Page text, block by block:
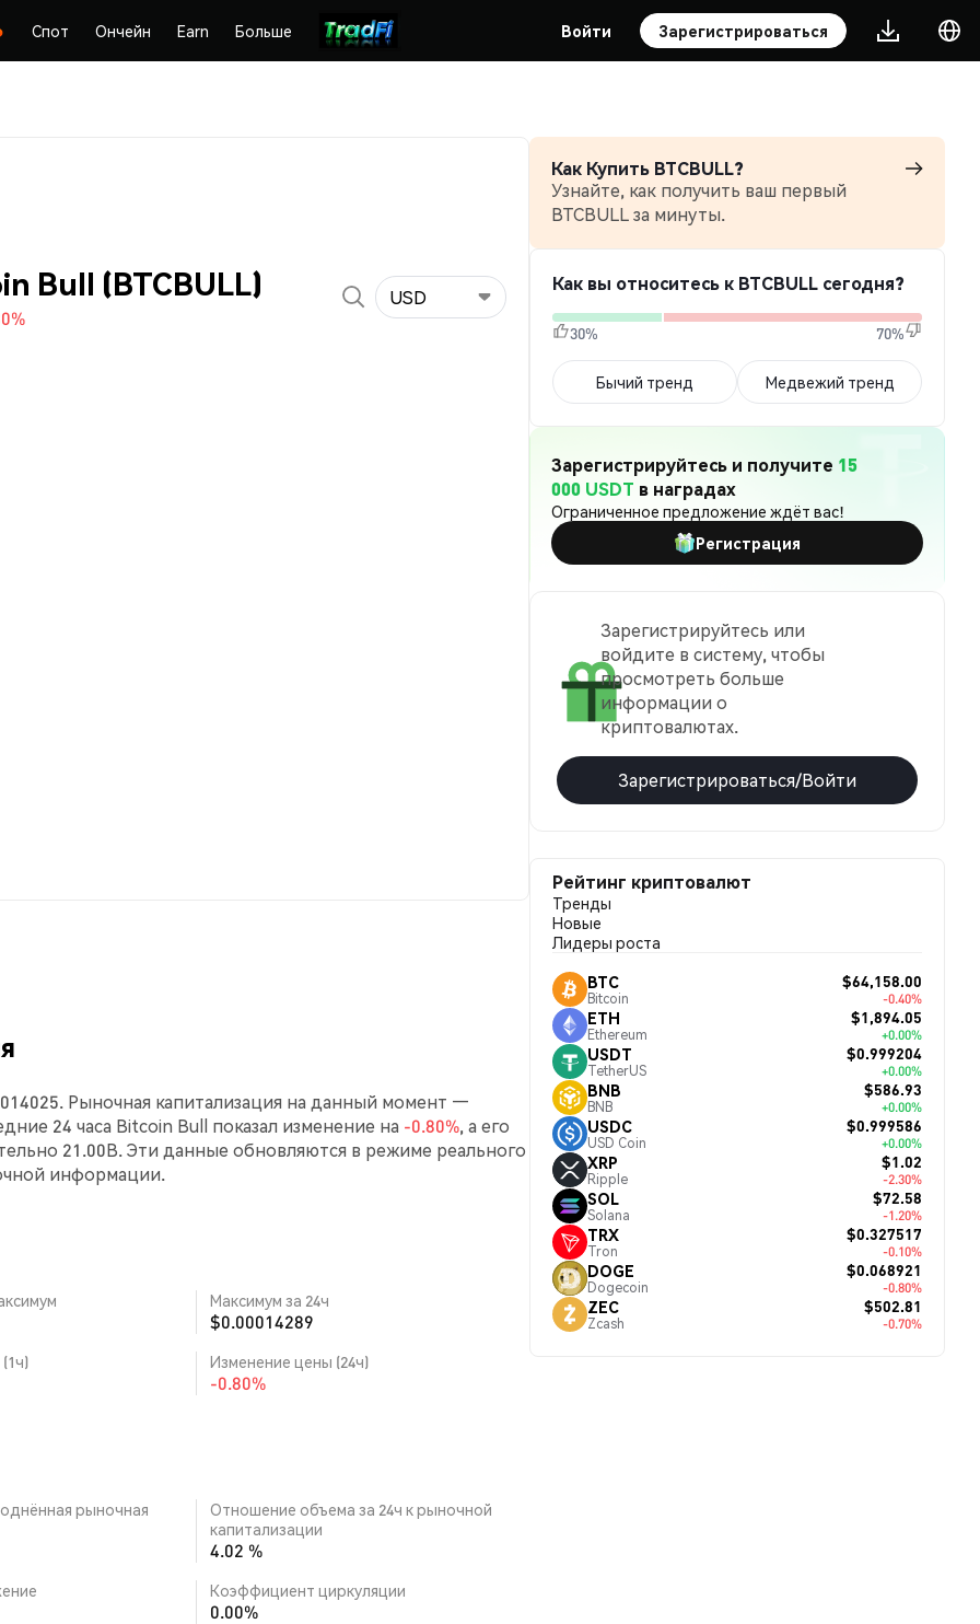
Спот Ончейн Earn Больше Войти Зарегистрироваться
Bull (BTCBULL) USD
Рыночная капитализация на данный момент —
24 часа Bitcoin Bull показал изменение на -0.80%, а его
21.00B. Эти данные обновляются в режиме реального
информации.
Максимум за 24ч
$0.00014289
Изменение цены (24ч)
-0.80%
рыночная
Отношение объема за 24ч к рыночной
капитализации
4.02 %
Коэффициент циркуляции
0.00%
Как Купить BTCBULL?
Узнайте, как получить ваш первый
BTCBULL за минуты.
Как вы относитесь к BTCBULL сегодня?
30% 70%
Бычий тренд Медвежий тренд
Зарегистрируйтесь и получите 15
000 USDT в наградах
Ограниченное предложение ждёт вас!
Регистрация
Зарегистрируйтесь или
войдите в систему, чтобы
просмотреть больше
информации о
криптовалютах.
Зарегистрироваться/Войти
Рейтинг криптовалют
Тренды
Новые
Лидеры роста
BTC
Bitcoin
$64,158.00
-0.40%
ETH
Ethereum
$1,894.05
+0.00%
USDT
TetherUS
$0.999204
+0.00%
BNB
BNB
$586.93
+0.00%
USDC
USD Coin
$0.999586
+0.00%
XRP
Ripple
$1.02
-2.30%
SOL
Solana
$72.58
-1.20%
TRX
Tron
$0.327517
-0.10%
DOGE
Dogecoin
$0.068921
-0.80%
ZEC
Zcash
$502.81
-0.70%